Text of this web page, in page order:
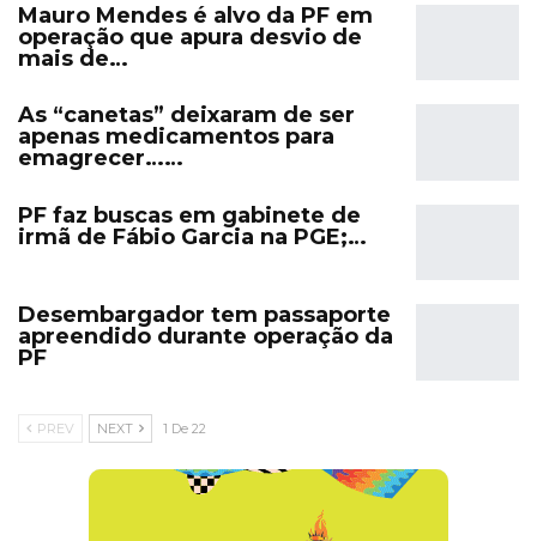
Mauro Mendes é alvo da PF em
operação que apura desvio de
mais de…
As “canetas” deixaram de ser
apenas medicamentos para
emagrecer……
PF faz buscas em gabinete de
irmã de Fábio Garcia na PGE;…
Desembargador tem passaporte
apreendido durante operação da
PF
PREV NEXT 1 De 22